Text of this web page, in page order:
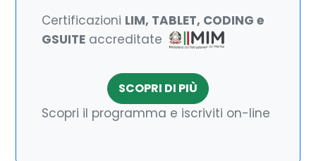
Certificazioni LIM, TABLET, CODING e
GSUITE accreditate
SCOPRI DI PIÙ
Scopri il programma e iscriviti on-line